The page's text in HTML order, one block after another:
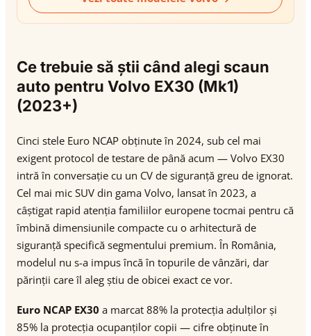
Ce trebuie să știi când alegi scaun
auto pentru Volvo EX30 (Mk1)
(2023+)
Cinci stele Euro NCAP obținute în 2024, sub cel mai
exigent protocol de testare de până acum — Volvo EX30
intră în conversație cu un CV de siguranță greu de ignorat.
Cel mai mic SUV din gama Volvo, lansat în 2023, a
câștigat rapid atenția familiilor europene tocmai pentru că
îmbină dimensiunile compacte cu o arhitectură de
siguranță specifică segmentului premium. În România,
modelul nu s-a impus încă în topurile de vânzări, dar
părinții care îl aleg știu de obicei exact ce vor.
Euro NCAP EX30 a marcat 88% la protecția adulților și
85% la protecția ocupanților copii — cifre obținute în